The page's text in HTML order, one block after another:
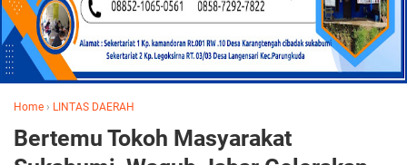
Home › LINTAS DAERAH
Bertemu Tokoh Masyarakat